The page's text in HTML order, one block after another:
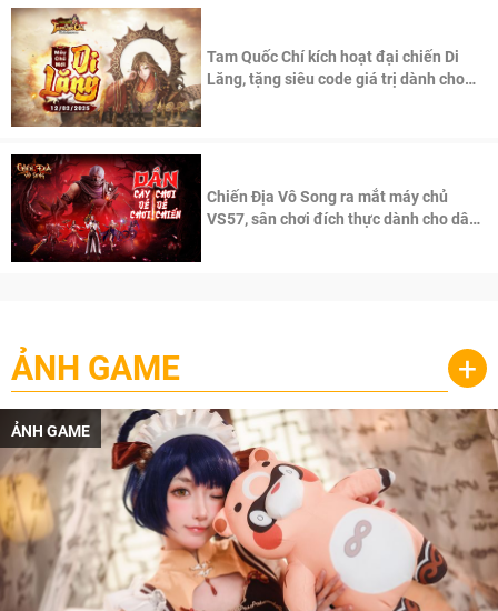
Tam Quốc Chí kích hoạt đại chiến Di
Lăng, tặng siêu code giá trị dành cho
Chiến Địa Vô Song ra mắt máy chủ
VS57, sân chơi đích thực dành cho dân
ẢNH GAME +
ẢNH GAME